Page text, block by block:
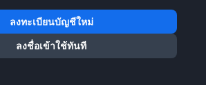
ลงทะเบียนบัญชีใหม่
ลงชื่อเข้าใช้ทันที